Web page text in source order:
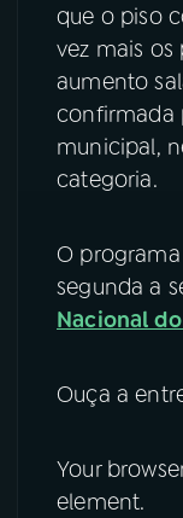
que o piso
vez mais os
aumento
confirmada
municipal,
categoria.
O programa
segunda a
Nacional
Ouça a
Your
element.